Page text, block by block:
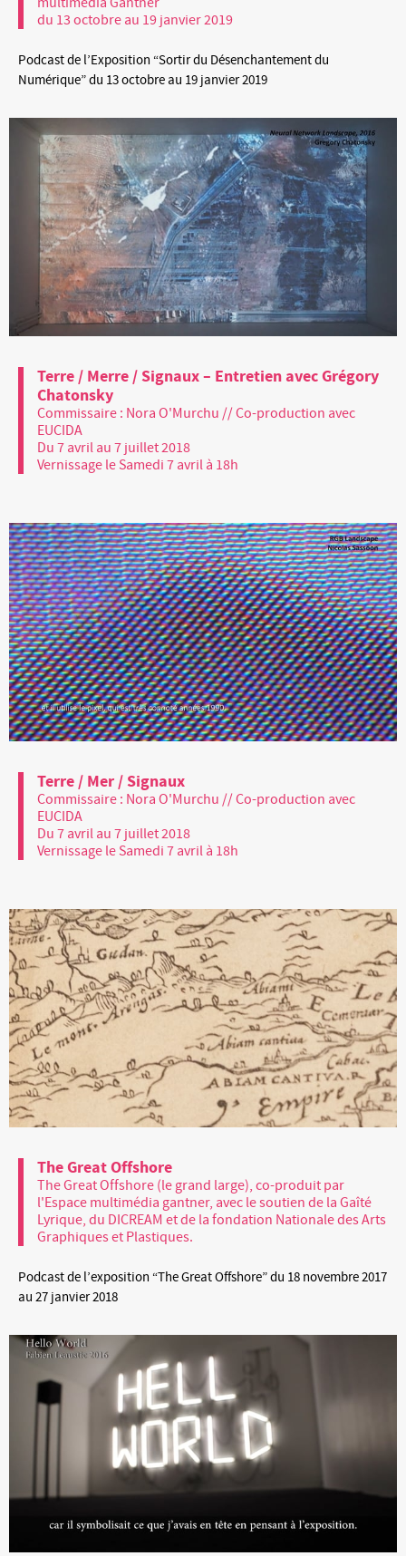
du 13 octobre au 19 janvier 2019
Podcast de l’Exposition “Sortir du Désenchantement du
Numérique” du 13 octobre au 19 janvier 2019
Terre / Merre / Signaux – Entretien avec Grégory
Chatonsky
Commissaire : Nora O'Murchu // Co-production avec
EUCIDA
Du 7 avril au 7 juillet 2018
Vernissage le Samedi 7 avril à 18h
Terre / Mer / Signaux
Commissaire : Nora O'Murchu // Co-production avec
EUCIDA
Du 7 avril au 7 juillet 2018
Vernissage le Samedi 7 avril à 18h
The Great Offshore
The Great Offshore (le grand large), co-produit par
l'Espace multimédia gantner, avec le soutien de la Gaîté
Lyrique, du DICREAM et de la fondation Nationale des Arts
Graphiques et Plastiques.
Podcast de l’exposition “The Great Offshore” du 18 novembre 2017
au 27 janvier 2018